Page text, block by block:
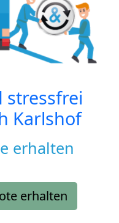
stressfrei
Karlshof
erhalten
erhalten